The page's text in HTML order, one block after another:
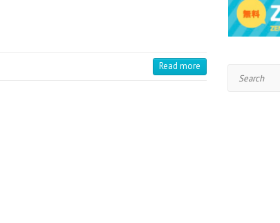
Read more